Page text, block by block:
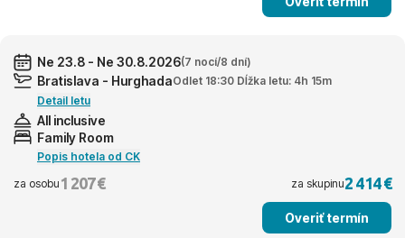
Ne 23.8 - Ne 30.8.2026(7 nocí/8 dní)
Bratislava - HurghadaOdlet 18:30 Dĺžka letu: 4h 15m
Detail letu
All inclusive
Family Room
Popis hotela od CK
za osobu 1 207 € za skupinu2 414 €
Overiť termín